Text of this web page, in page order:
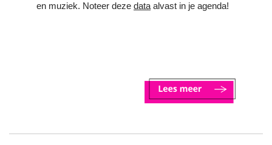
en muziek. Noteer deze data alvast in je agenda!